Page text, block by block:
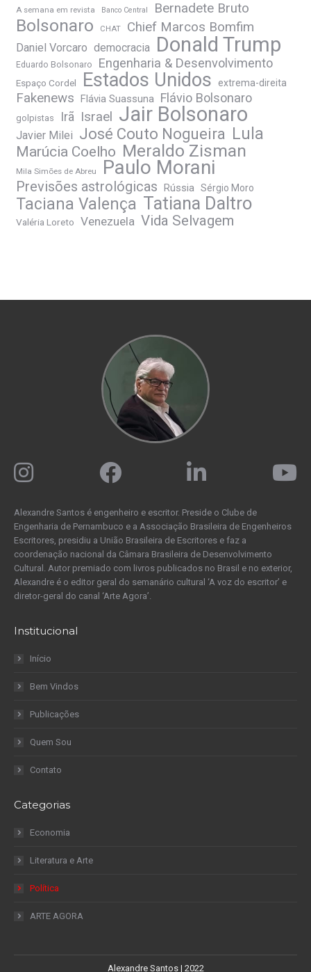
A semana em revista Banco Central Bernadete Bruto
Bolsonaro CHAT Chief Marcos Bomfim
Daniel Vorcaro democracia Donald Trump
Eduardo Bolsonaro Engenharia & Desenvolvimento
Espaço Cordel Estados Unidos extrema-direita
Fakenews Flávia Suassuna Flávio Bolsonaro
golpistas Irã Israel Jair Bolsonaro
Javier Milei José Couto Nogueira Lula
Marúcia Coelho Meraldo Zisman
Mila Simões de Abreu Paulo Morani
Previsões astrológicas Rússia Sérgio Moro
Taciana Valença Tatiana Daltro
Valéria Loreto Venezuela Vida Selvagem
Alexandre Santos é engenheiro e escritor. Preside o Clube de
Engenharia de Pernambuco e a Associação Brasileira de Engenheiros
Escritores, presidiu a União Brasileira de Escritores e faz a
coordenação nacional da Câmara Brasileira de Desenvolvimento
Cultural. Autor premiado com livros publicados no Brasil e no exterior,
Alexandre é o editor geral do semanário cultural ‘A voz do escritor’ e
diretor-geral do canal ‘Arte Agora’.
Institucional
Início
Bem Vindos
Publicações
Quem Sou
Contato
Categorias
Economia
Literatura e Arte
Política
ARTE AGORA
Alexandre Santos | 2022